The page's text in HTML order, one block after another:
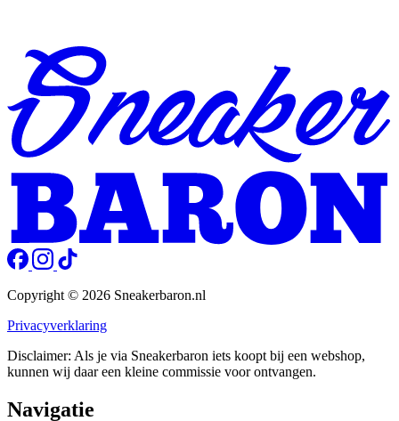
Copyright © 2026 Sneakerbaron.nl
Privacyverklaring
Disclaimer: Als je via Sneakerbaron iets koopt bij een webshop,
kunnen wij daar een kleine commissie voor ontvangen.
Navigatie